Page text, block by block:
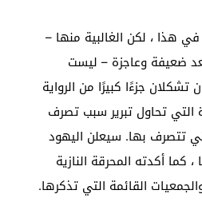
هذا ، لكن الغالبية منها –
ضعيفة وعاجزة – ليست
تشكلان جزءًا كبيرًا من الرواية
التي تحاول تبرير سبب تصرف
تتصرف بها. سيعلن اليهود
كما أكدته المحرقة النازية
القائمة التي تذكرها.